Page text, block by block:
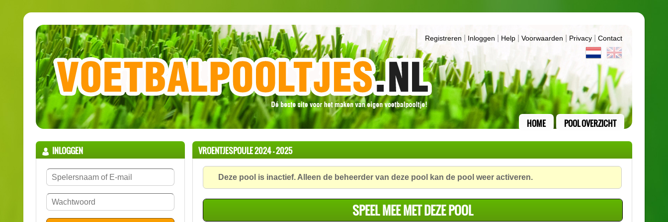
Registreren Inloggen Help Voorwaarden Privacy Contact
POOL OVERZICHT
HOME
INLOGGEN VROENTJESPOULE 2024 - 2025
Deze pool is inactief. Alleen de beheerder van deze pool kan de pool weer activeren.
SPEEL MEE MET DEZE POOL